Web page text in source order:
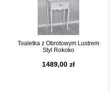
Toaletka z Obrotowym Lustrem
Styl Rokoko
1489,00 zł